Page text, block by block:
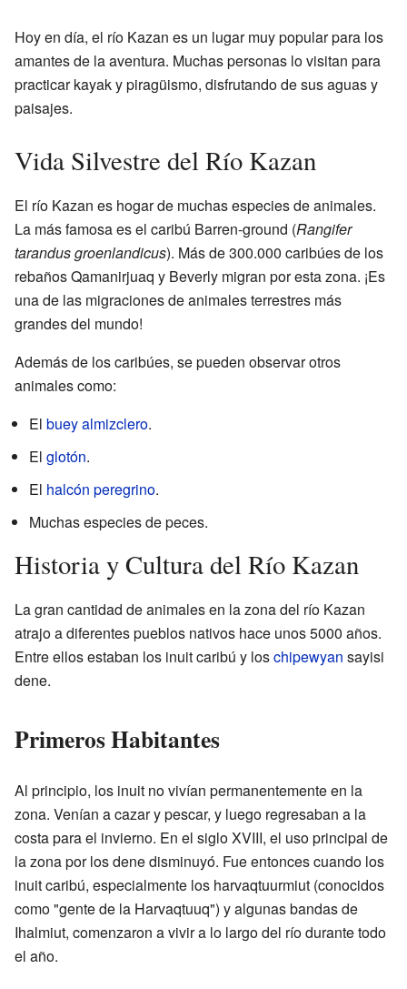
Hoy en día, el río Kazan es un lugar muy popular para los
amantes de la aventura. Muchas personas lo visitan para
practicar kayak y piragüismo, disfrutando de sus aguas y
paisajes.
Vida Silvestre del Río Kazan
El río Kazan es hogar de muchas especies de animales.
La más famosa es el caribú Barren-ground (Rangifer
tarandus groenlandicus). Más de 300.000 caribúes de los
rebaños Qamanirjuaq y Beverly migran por esta zona. ¡Es
una de las migraciones de animales terrestres más
grandes del mundo!
Además de los caribúes, se pueden observar otros
animales como:
El buey almizclero.
El glotón.
El halcón peregrino.
Muchas especies de peces.
Historia y Cultura del Río Kazan
La gran cantidad de animales en la zona del río Kazan
atrajo a diferentes pueblos nativos hace unos 5000 años.
Entre ellos estaban los inuit caribú y loschipewyan sayisi
dene.
Primeros Habitantes
Al principio, los inuit no vivían permanentemente en la
zona. Venían a cazar y pescar, y luego regresaban a la
costa para el invierno. En el siglo XVIII, el uso principal de
la zona por los dene disminuyó. Fue entonces cuando los
inuit caribú, especialmente los harvaqtuurmiut (conocidos
como "gente de la Harvaqtuuq") y algunas bandas de
Ihalmiut, comenzaron a vivir a lo largo del río durante todo
el año.